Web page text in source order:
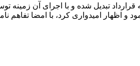
تبدیل شده و با اجرای آن زمینه
مساحت محدوده های امید بخش هرمزگان را بیش از 246 کیلومتر مربع عنوان نمود و اظهار